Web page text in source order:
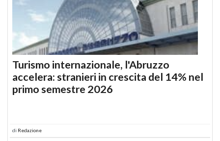
Turismo internazionale, l'Abruzzo
accelera: stranieri in crescita del 14% nel
primo semestre 2026
di Redazione